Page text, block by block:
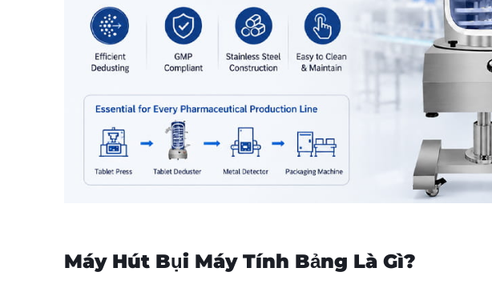
Máy Hút Bụi Máy Tính Bảng Là Gì?